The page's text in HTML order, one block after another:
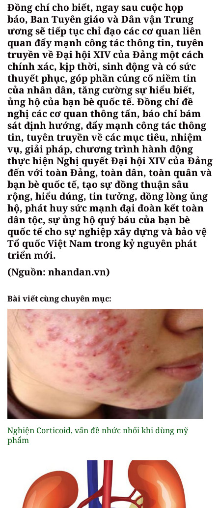
Đồng chí cho biết, ngay sau cuộc họp
báo, Ban Tuyên giáo và Dân vận Trung
ương sẽ tiếp tục chỉ đạo các cơ quan liên
quan đẩy mạnh công tác thông tin, tuyên
truyền về Đại hội XIV của Đảng một cách
chính xác, kịp thời, sinh động và có sức
thuyết phục, góp phần củng cố niềm tin
của nhân dân, tăng cường sự hiểu biết,
ủng hộ của bạn bè quốc tế. Đồng chí đề
nghị các cơ quan thông tấn, báo chí bám
sát định hướng, đẩy mạnh công tác thông
tin, tuyên truyền về các mục tiêu, nhiệm
vụ, giải pháp, chương trình hành động
thực hiện Nghị quyết Đại hội XIV của Đảng
đến với toàn Đảng, toàn dân, toàn quân và
bạn bè quốc tế, tạo sự đồng thuận sâu
rộng, hiểu đúng, tin tưởng, đồng lòng ủng
hộ, phát huy sức mạnh đại đoàn kết toàn
dân tộc, sự ủng hộ quý báu của bạn bè
quốc tế cho sự nghiệp xây dựng và bảo vệ
Tổ quốc Việt Nam trong kỷ nguyên phát
triển mới.
(Nguồn: nhandan.vn)
Bài viết cùng chuyên mục:
Nghiện Corticoid, vấn đề nhức nhối khi dùng mỹ
phẩm